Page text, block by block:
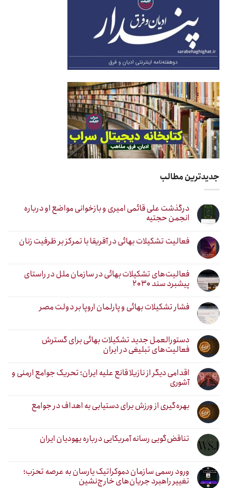
جدیدترین مطالب
درگذشت علی قائمی امیری و بازخوانی مواضع او درباره
انجمن حجتیه
فعالیت تشکیلات بهائی در آفریقا با تمرکز بر ظرفیت زنان
فعالیت‌های تشکیلات بهائی در سازمان ملل در راستای
پیشبرد سند ۲۰۳۰
فشار تشکیلات بهائی و پارلمان اروپا بر دولت مصر
دستورالعمل جدید تشکیلات بهائی برای گسترش
فعالیت‌های تبلیغی در ایران
اقدامی دیگر از نازیلا قانع علیه ایران؛ تحریک جوامع ارمنی و
آشوری
بهره‌گیری از ورزش برای دستیابی به اهداف در جوامع
تناقض‌گویی رسانه آمریکایی درباره یهودیان ایران
ورود رسمی سازمان دموکراتیک یارسان به عرصه تحزب؛
تغییر راهبرد جریان‌های خارج‌نشین